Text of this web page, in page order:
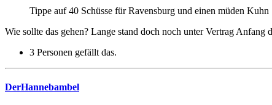
Tippe auf 40 Schüsse für Ravensburg und einen müden Kuhn
Wie sollte das gehen? Lange stand doch noch unter Vertrag Anfang
3 Personen gefällt das.
DerHannebambel